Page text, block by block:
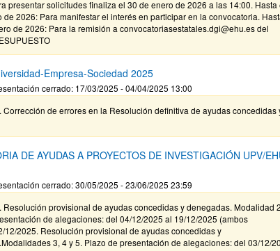
presentar solicitudes finaliza el 30 de enero de 2026 a las 14:00. Hasta
de 2026: Para manifestar el interés en participar en la convocatoria.
de 2026: Para la remisión a convocatoriasestatales.dgi@ehu.es del
Empresa-Sociedad 2025
cerrado: 17/03/2025 - 04/04/2025 13:00
Corrección de errores en la Resolución definitiva de ayudas concedidas
DE AYUDAS A PROYECTOS DE INVESTIGACIÓN UPV/
cerrado: 30/05/2025 - 23/06/2025 23:59
Resolución provisional de ayudas concedidas y denegadas. Modalidad
de alegaciones: del 04/12/2025 al 19/12/2025 (ambos
12/2025. Resolución provisional de ayudas concedidas y
3, 4 y 5. Plazo de presentación de alegaciones: del 03/12/